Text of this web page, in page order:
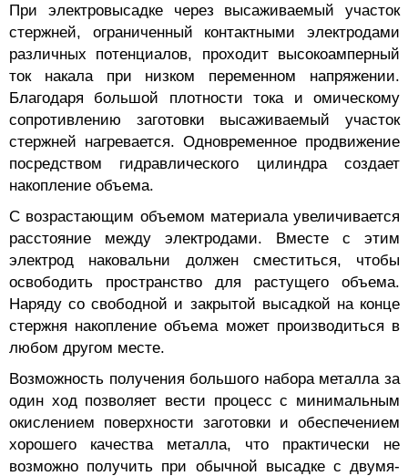
При электровысадке через высаживаемый участок
стержней, ограниченный контактными электродами
различных потенциалов, проходит высокоамперный
ток накала при низком переменном напряжении.
Благодаря большой плотности тока и омическому
сопротивлению заготовки высаживаемый участок
стержней нагревается. Одновременное продвижение
посредством гидравлического цилиндра создает
накопление объема.
С возрастающим объемом материала увеличивается
расстояние между электродами. Вместе с этим
электрод наковальни должен сместиться, чтобы
освободить пространство для растущего объема.
Наряду со свободной и закрытой высадкой на конце
стержня накопление объема может производиться в
любом другом месте.
Возможность получения большого набора металла за
один ход позволяет вести процесс с минимальным
окислением поверхности заготовки и обеспечением
хорошего качества металла, что практически не
возможно получить при обычной высадке с двумя-